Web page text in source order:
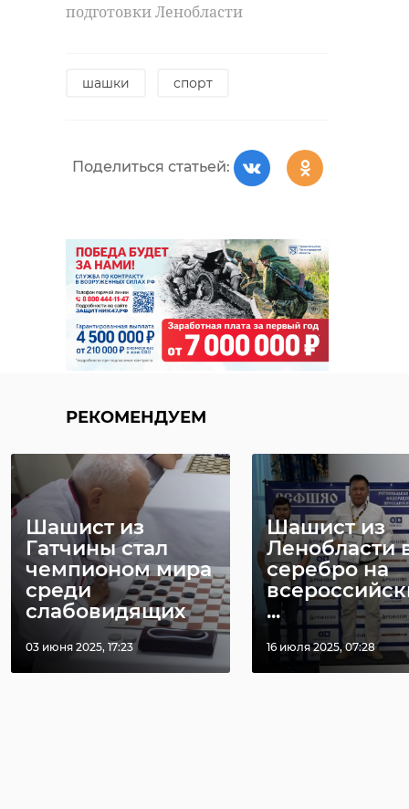
подготовки Ленобласти
шашки спорт
Поделиться статьей:
РЕКОМЕНДУЕМ
Шашист из
Гатчины стал
чемпионом мира
среди
слабовидящих
03 июня 2025, 17:23
Шашист из
Ленобласти
серебро на
...
16 июля 2025, 07:28